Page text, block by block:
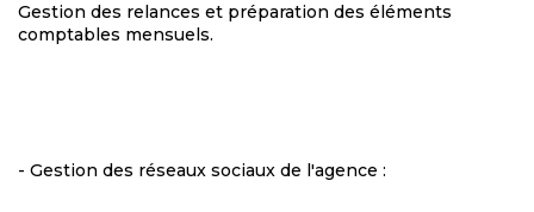
Gestion des relances et préparation des éléments
comptables mensuels.
- Gestion des réseaux sociaux de l'agence :